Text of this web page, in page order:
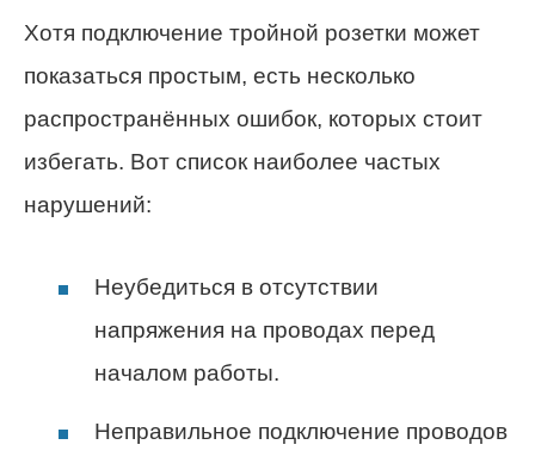
Хотя подключение тройной розетки может
показаться простым, есть несколько
распространённых ошибок, которых стоит
избегать. Вот список наиболее частых
нарушений:
Неубедиться в отсутствии
напряжения на проводах перед
началом работы.
Неправильное подключение проводов